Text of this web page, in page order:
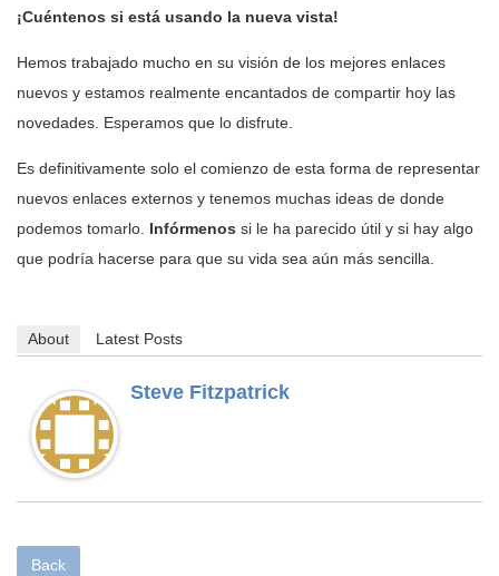
¡Cuéntenos si está usando la nueva vista!
Hemos trabajado mucho en su visión de los mejores enlaces
nuevos y estamos realmente encantados de compartir hoy las
novedades. Esperamos que lo disfrute.
Es definitivamente solo el comienzo de esta forma de representar
nuevos enlaces externos y tenemos muchas ideas de donde
podemos tomarlo. Infórmenos si le ha parecido útil y si hay algo
que podría hacerse para que su vida sea aún más sencilla.
About Latest Posts
Steve Fitzpatrick
Back